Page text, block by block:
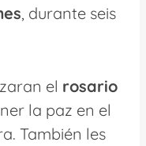
, durante seis
el rosario
la paz en el
También les